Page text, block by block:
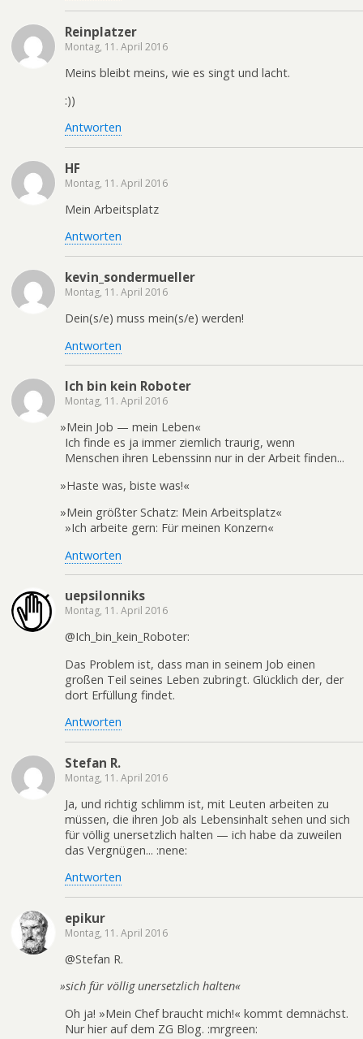
Reinplatzer
Montag, 11. April 2016
Meins bleibt meins, wie es singt und lacht.
:))
Antworten
HF
Montag, 11. April 2016
Mein Arbeitsplatz
Antworten
kevin_sondermueller
Montag, 11. April 2016
Dein(s/e) muss mein(s/e) werden!
Antworten
Ich bin kein Roboter
Montag, 11. April 2016
»Mein Job — mein Leben«
Ich finde es ja immer ziemlich traurig, wenn
Menschen ihren Lebenssinn nur in der Arbeit finden...
»Haste was, biste was!«
»Mein größter Schatz: Mein Arbeitsplatz«
»Ich arbeite gern: Für meinen Konzern«
Antworten
uepsilonniks
Montag, 11. April 2016
@Ich_bin_kein_Roboter:
Das Problem ist, dass man in seinem Job einen
großen Teil seines Leben zubringt. Glücklich der, der
dort Erfüllung findet.
Antworten
Stefan R.
Montag, 11. April 2016
Ja, und richtig schlimm ist, mit Leuten arbeiten zu
müssen, die ihren Job als Lebensinhalt sehen und sich
für völlig unersetzlich halten — ich habe da zuweilen
das Vergnügen... :nene:
Antworten
epikur
Montag, 11. April 2016
@Stefan R.
»sich für völlig unersetzlich halten«
Oh ja! »Mein Chef braucht mich!« kommt demnächst.
Nur hier auf dem ZG Blog. :mrgreen: